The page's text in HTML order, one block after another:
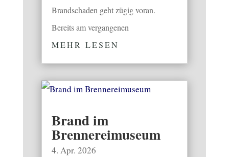
Brandschaden geht zügig voran.
Bereits am vergangenen
MEHR LESEN
Brand im
Brennereimuseum
4. Apr. 2026